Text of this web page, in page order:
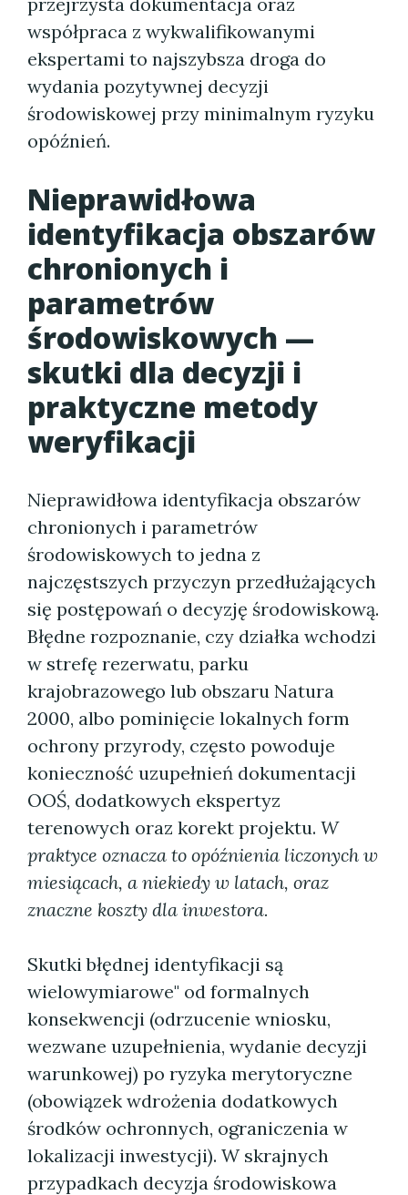
współpraca z wykwalifikowanymi
ekspertami to najszybsza droga do
wydania pozytywnej decyzji
środowiskowej przy minimalnym ryzyku
opóźnień.
Nieprawidłowa
identyfikacja obszarów
chronionych i
parametrów
środowiskowych —
skutki dla decyzji i
praktyczne metody
weryfikacji
Nieprawidłowa identyfikacja obszarów
chronionych i parametrów
środowiskowych to jedna z
najczęstszych przyczyn przedłużających
się postępowań o decyzję środowiskową.
Błędne rozpoznanie, czy działka wchodzi
w strefę rezerwatu, parku
krajobrazowego lub obszaru Natura
2000, albo pominięcie lokalnych form
ochrony przyrody, często powoduje
konieczność uzupełnień dokumentacji
OOŚ, dodatkowych ekspertyz
terenowych oraz korekt projektu. W
praktyce oznacza to opóźnienia liczonych w
miesiącach, a niekiedy w latach, oraz
znaczne koszty dla inwestora.
Skutki błędnej identyfikacji są
wielowymiarowe" od formalnych
konsekwencji (odrzucenie wniosku,
wezwane uzupełnienia, wydanie decyzji
warunkowej) po ryzyka merytoryczne
(obowiązek wdrożenia dodatkowych
środków ochronnych, ograniczenia w
lokalizacji inwestycji). W skrajnych
przypadkach decyzja środowiskowa